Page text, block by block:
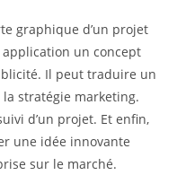
graphique d’un projet
un concept
Il peut traduire un
stratégie marketing.
d’un projet. Et enfin,
une idée innovante
sur le marché.